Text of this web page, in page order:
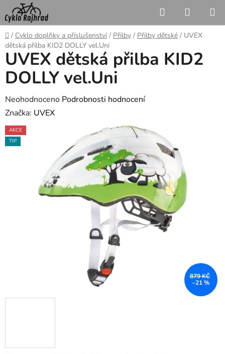
Přejít
na
obsah
Hledat
KOŠÍK
Domů
/ Cyklo doplňky a příslušenství / Přilby / Přilby dětské / UVEX
dětská přilba KID2 DOLLY vel.Uni
UVEX dětská přilba KID2
DOLLY vel.Uni
Průměrné
hodnocení
produktu
je
hvězdiček.
Neohodnoceno Podrobnosti hodnocení
Značka: UVEX
AKCE
TIP
879 KČ
–21 %